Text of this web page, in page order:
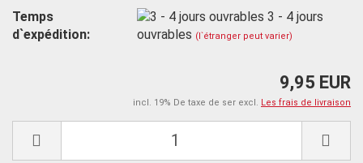
Temps
d`expédition:
3 - 4 jours
ouvrables (l`étranger peut varier)
9,95 EUR
incl. 19% De taxe de ser excl. Les frais de livraison